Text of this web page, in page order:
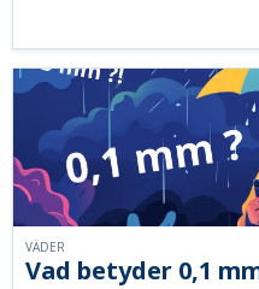
Vad betyder 0,1
VÄDER